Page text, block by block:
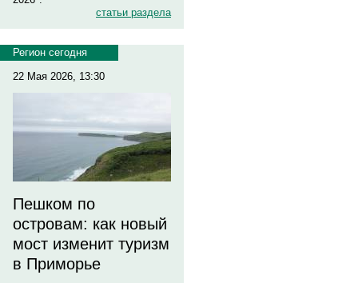
статьи раздела
Регион сегодня
22 Мая 2026, 13:30
Пешком по
островам: как новый
мост изменит туризм
в Приморье